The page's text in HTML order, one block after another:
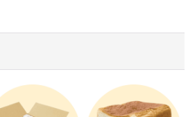
して丸めただけのパン』をお渡